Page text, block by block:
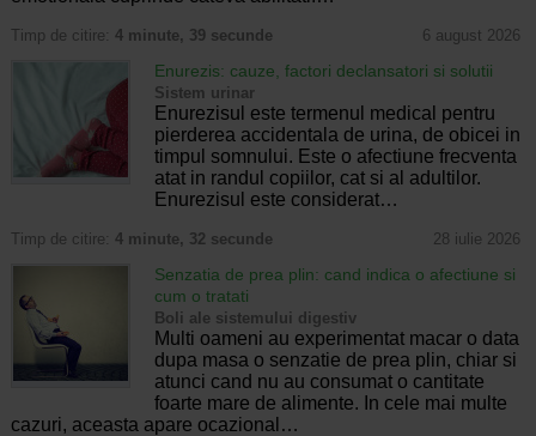
Timp de citire: 4 minute, 39 secunde 6 august 2026
Enurezis: cauze, factori declansatori si solutii
Sistem urinar
Enurezisul este termenul medical pentru
pierderea accidentala de urina, de obicei in
timpul somnului. Este o afectiune frecventa
atat in randul copiilor, cat si al adultilor.
Enurezisul este considerat…
Timp de citire: 4 minute, 32 secunde 28 iulie 2026
Senzatia de prea plin: cand indica o afectiune si
cum o tratati
Boli ale sistemului digestiv
Multi oameni au experimentat macar o data
dupa masa o senzatie de prea plin, chiar si
atunci cand nu au consumat o cantitate
foarte mare de alimente. In cele mai multe
cazuri, aceasta apare ocazional…